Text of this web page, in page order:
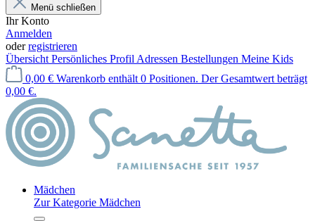
Menü schließen
Ihr Konto
Anmelden
oderregistrieren
Übersicht Persönliches Profil Adressen Bestellungen Meine Kids
0,00 € Warenkorb enthält 0 Positionen. Der Gesamtwert beträgt
0,00 €.
Mädchen
Zur Kategorie Mädchen